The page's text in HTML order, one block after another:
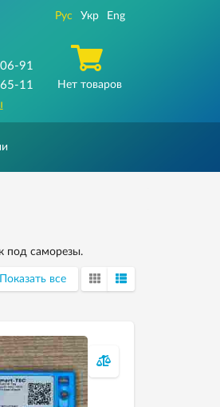
91
11
Рус Укр Eng
Нет товаров
под саморезы.
Показать все